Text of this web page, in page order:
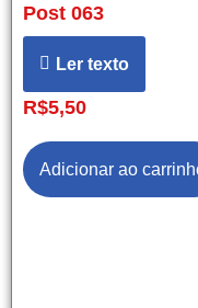
Post 063
Ler texto
R$5,50
Adicionar ao